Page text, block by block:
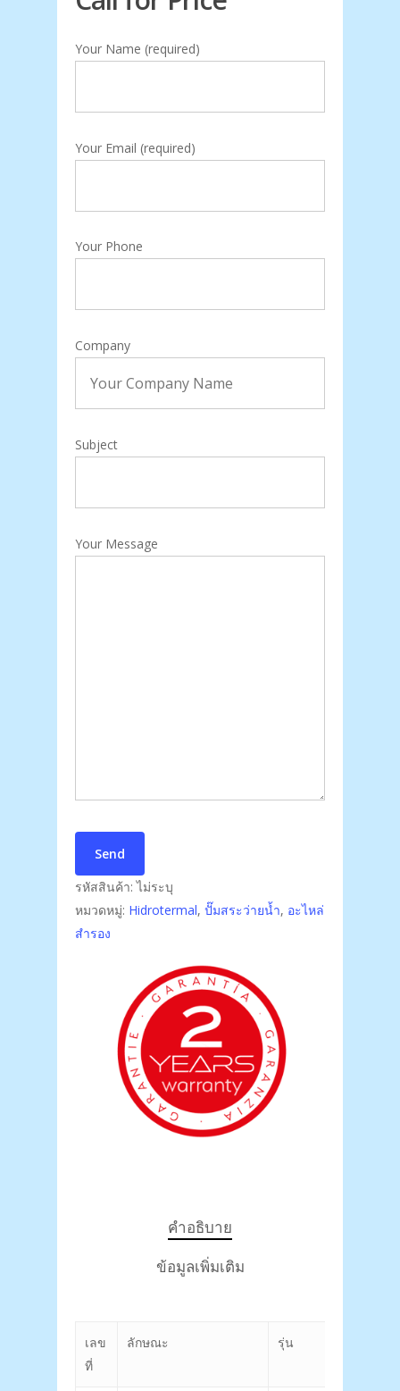
Your Name (required)
Your Email (required)
Your Phone
Company
Subject
Your Message
รหัสสินค้า:ไม่ระบุ
หมวดหมู่: Hidrotermal, ปั๊มสระว่ายน้ำ, อะไหล่
สำรอง
คำอธิบาย
ข้อมูลเพิ่มเติม
เลข
ที่
ลักษณะ รุ่น